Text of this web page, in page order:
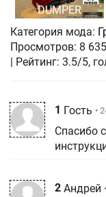
DUMPER
Категория мода:
Просмотров: 8 635
| Рейтинг: 3.5/5,
1 Гость •
Спасибо
2 Андрей